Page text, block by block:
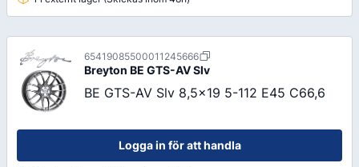
65419085500011245666
Breyton BE GTS-AV Slv
BE GTS-AV Slv 8,5x19 5-112 E45 C66,6
Logga in för att handla